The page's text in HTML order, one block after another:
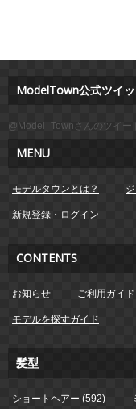
ModelTown公式ツイ
@Model_Townさんのツイー
MENU
モデルタウンとは？
新規登録・ログイン
CONTENTS
お知らせ ご利用ガイ
モデルを探すガイド
髪型
ショートヘアー (592)